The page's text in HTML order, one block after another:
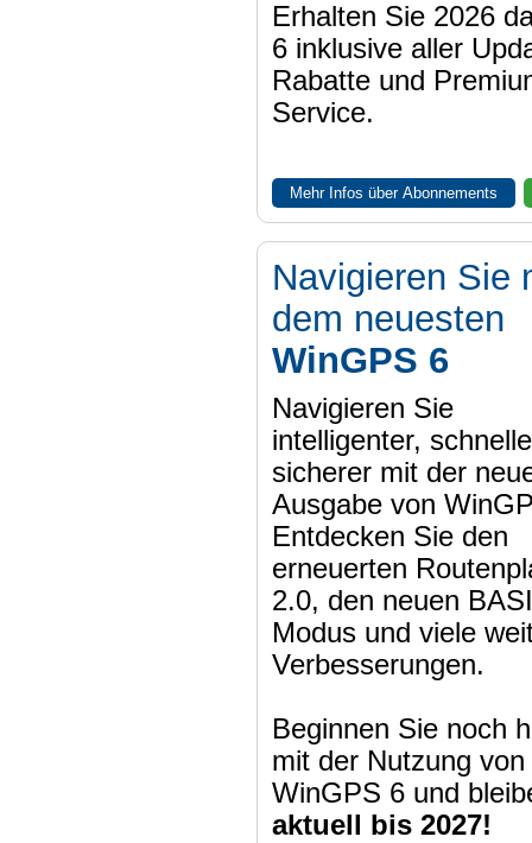
Erhalten Sie 2026
6 inklusive aller
Rabatte und
Service.
Mehr Infos über Abonnements
Navigieren Sie
dem neuesten
WinGPS 6
Navigieren Sie
intelligenter,
sicherer mit der
Ausgabe von
Entdecken Sie den
erneuerten
2.0, den neuen
Modus und viele
Verbesserungen.
Beginnen Sie noch
mit der Nutzung von
WinGPS 6 und
aktuell bis 2027!